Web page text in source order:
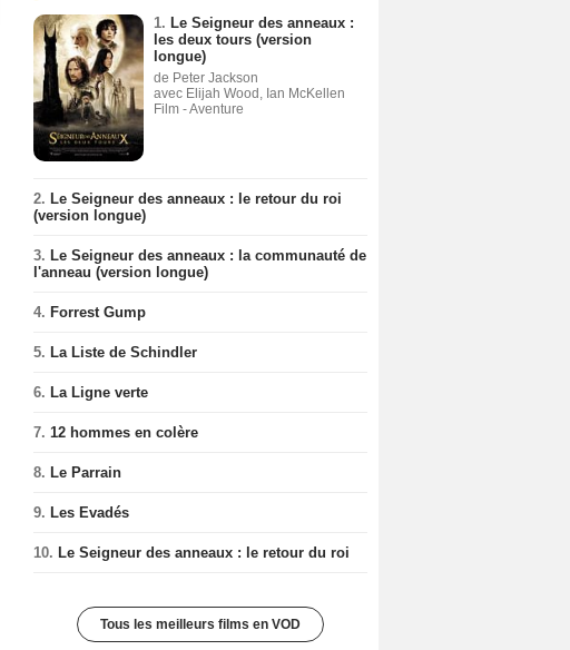
1. Le Seigneur des anneaux :
les deux tours (version
longue)
de Peter Jackson
avec Elijah Wood, Ian McKellen
Film - Aventure
2. Le Seigneur des anneaux : le retour du roi
(version longue)
3. Le Seigneur des anneaux : la communauté de
l'anneau (version longue)
4. Forrest Gump
5. La Liste de Schindler
6. La Ligne verte
7. 12 hommes en colère
8. Le Parrain
9. Les Evadés
10. Le Seigneur des anneaux : le retour du roi
Tous les meilleurs films en VOD